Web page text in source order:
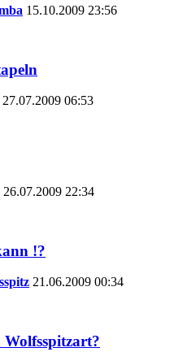
15.10.2009 23:56
27.07.2009 06:53
26.07.2009 22:34
!?
21.06.2009 00:34